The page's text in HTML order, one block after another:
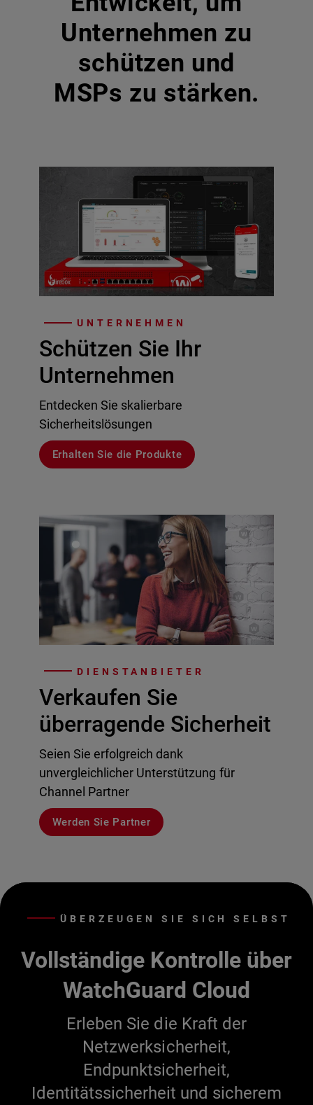
Unternehmen zu
schützen und
MSPs zu stärken.
UNTERNEHMEN
Schützen Sie Ihr
Unternehmen
Entdecken Sie skalierbare
Sicherheitslösungen
Erhalten Sie die Produkte
DIENSTANBIETER
Verkaufen Sie
überragende Sicherheit
Seien Sie erfolgreich dank
unvergleichlicher Unterstützung für
Channel Partner
Werden Sie Partner
ÜBERZEUGEN SIE SICH SELBST
Vollständige Kontrolle über
WatchGuard Cloud
Erleben Sie die Kraft der
Netzwerksicherheit,
Endpunktsicherheit,
Identitätssicherheit und sicherem